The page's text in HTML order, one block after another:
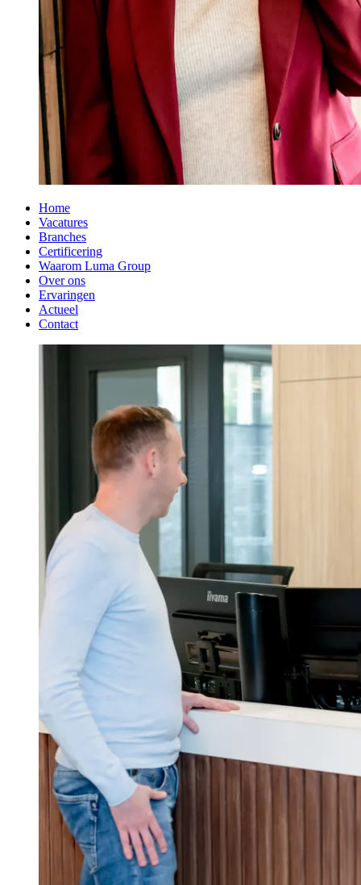
Home
Vacatures
Branches
Certificering
Waarom Luma Group
Over ons
Ervaringen
Actueel
Contact